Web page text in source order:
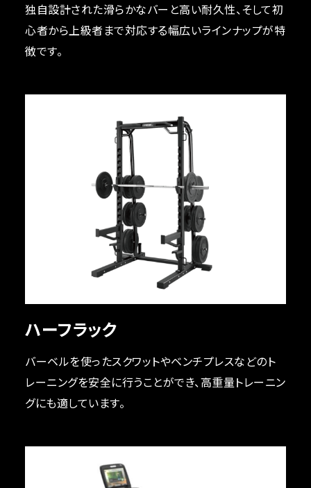
独自設計された滑らかなバーと高い耐久性、そして初
心者から上級者まで対応する幅広いラインナップが特
徴です。
ハーフラック
バーベルを使ったスクワットやベンチプレスなどのト
レーニングを安全に行うことができ、高重量トレーニン
グにも適しています。